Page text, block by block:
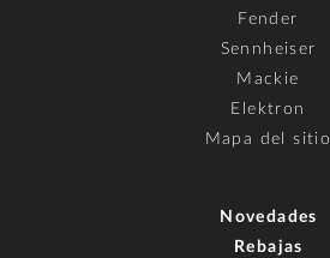
Fender
Sennheiser
Mackie
Elektron
Mapa del sitio
Novedades
Rebajas